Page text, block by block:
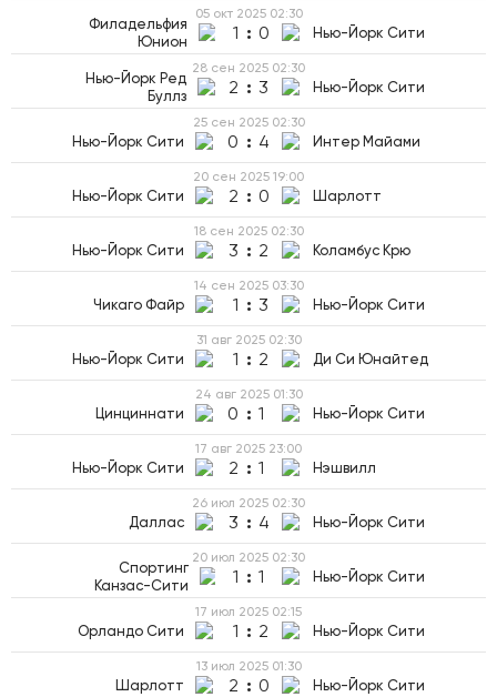
05 окт 2025 02:30
Филадельфия
Юнион
1 : 0 Нью-Йорк Сити
28 сен 2025 02:30
Нью-Йорк Ред
Буллз
2 : 3 Нью-Йорк Сити
25 сен 2025 02:30
Нью-Йорк Сити 0 : 4 Интер Майами
20 сен 2025 19:00
Нью-Йорк Сити 2 : 0 Шарлотт
18 сен 2025 02:30
Нью-Йорк Сити 3 : 2 Коламбус Крю
14 сен 2025 03:30
Чикаго Файр 1 : 3 Нью-Йорк Сити
31 авг 2025 02:30
Нью-Йорк Сити 1 : 2 Ди Си Юнайтед
24 авг 2025 01:30
Цинциннати 0 : 1 Нью-Йорк Сити
17 авг 2025 23:00
Нью-Йорк Сити 2 : 1 Нэшвилл
26 июл 2025 02:30
Даллас 3 : 4 Нью-Йорк Сити
20 июл 2025 02:30
Спортинг
Канзас-Сити
1 : 1 Нью-Йорк Сити
17 июл 2025 02:15
Орландо Сити 1 : 2 Нью-Йорк Сити
13 июл 2025 01:30
Шарлотт 2 : 0 Нью-Йорк Сити